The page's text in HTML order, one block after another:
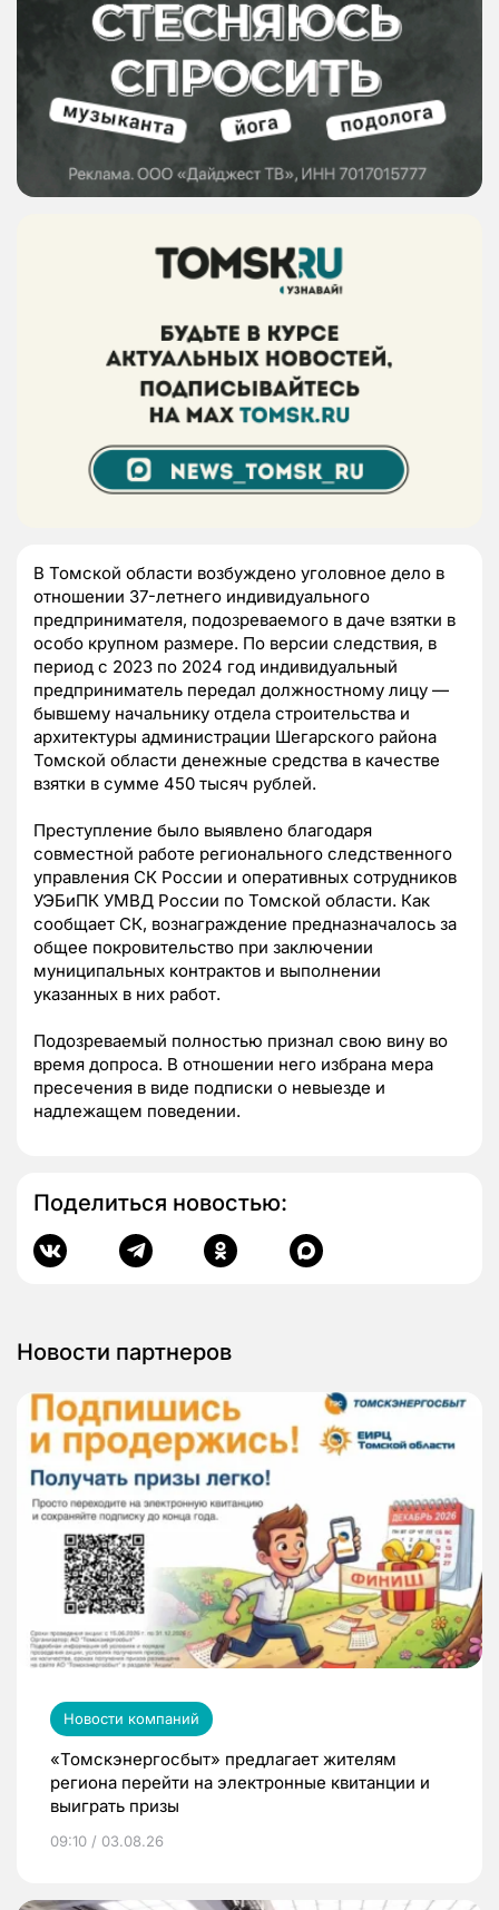
В Томской области возбуждено уголовное дело в
отношении 37-летнего индивидуального
предпринимателя, подозреваемого в даче взятки в
особо крупном размере. По версии следствия, в
период с 2023 по 2024 год индивидуальный
предприниматель передал должностному лицу —
бывшему начальнику отдела строительства и
архитектуры администрации Шегарского района
Томской области денежные средства в качестве
взятки в сумме 450 тысяч рублей.
Преступление было выявлено благодаря
совместной работе регионального следственного
управления СК России и оперативных сотрудников
УЭБиПК УМВД России по Томской области. Как
сообщает СК, вознаграждение предназначалось за
общее покровительство при заключении
муниципальных контрактов и выполнении
указанных в них работ.
Подозреваемый полностью признал свою вину во
время допроса. В отношении него избрана мера
пресечения в виде подписки о невыезде и
надлежащем поведении.
Поделиться новостью:
Новости партнеров
Новости компаний
«Томскэнергосбыт» предлагает жителям
региона перейти на электронные квитанции и
выиграть призы
09:10 / 03.08.26